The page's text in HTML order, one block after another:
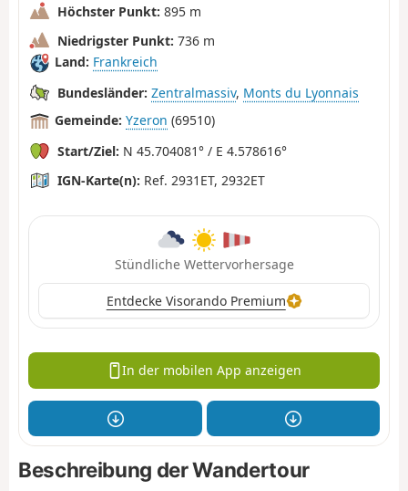
Höchster Punkt: 895 m
Niedrigster Punkt: 736 m
Land: Frankreich
Bundesländer: Zentralmassiv, Monts du Lyonnais
Gemeinde: Yzeron (69510)
Start/Ziel: N 45.704081° / E 4.578616°
IGN-Karte(n): Ref. 2931ET, 2932ET
Stündliche Wettervorhersage
Entdecke Visorando Premium
In der mobilen App anzeigen
Beschreibung der Wandertour